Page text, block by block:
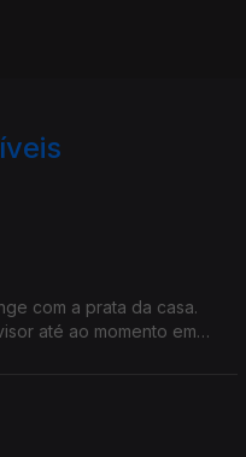
com a prata da casa.
até ao momento em